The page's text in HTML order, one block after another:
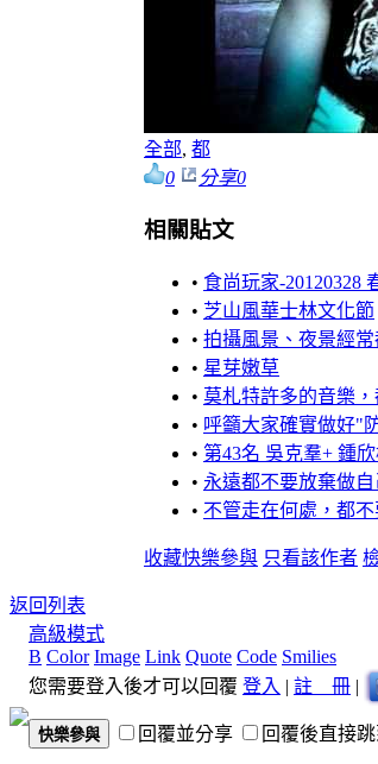
全部, 都
0
分享0
相關貼文
• 食尚玩家-20120328
• 芝山風華士林文化節
• 拍攝風景、夜景經
• 星芽嫩草
• 莫札特許多的音樂
• 呼籲大家確實做好"
• 第43名 吳克羣+ 鍾
• 永遠都不要放棄做自
• 不管走在何處，都不
收藏快樂參與 只看該作者
返回列表
高級模式
B Color Image Link Quote Code Smilies
您需要登入後才可以回覆 登入 | 註 冊 |
快樂參與 回覆並分享 回覆後直接